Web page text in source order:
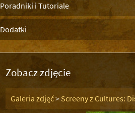
Poradniki i Tutoriale
Dodatki
Zobacz zdjęcie
Galeria zdjęć> Screeny z Cultures: